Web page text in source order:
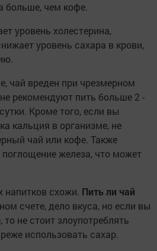
больше, чем кофе.
уровень холестерина,
уровень сахара в крови,
чай вреден при чрезмерном
рекомендуют пить больше 2 -
Кроме того, если вы
кальция в организме, не
чай или кофе. Также
железа, что может
схожи. Пить ли чай
счете, дело вкуса, но если вы
не стоит злоупотреблять
использовать сахар.